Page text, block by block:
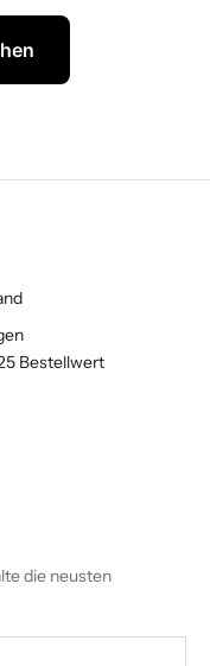
Bestellwert
1
Element 2
die neusten